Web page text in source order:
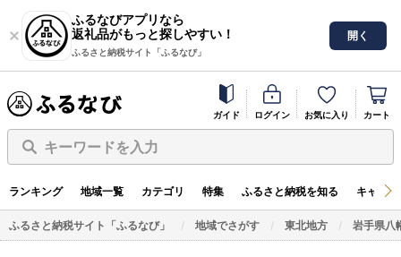
ふるなびアプリなら
返礼品がもっと探しやすい！
ふるさと納税サイト「ふるなび」
開く
ガイド ログイン お気に入り カート
キーワードを入力
ランキング 地域一覧 カテゴリ 特集 ふるさと納税を知る キャン
ふるさと納税サイト「ふるなび」 地域でさがす 東北地方 岩手県八